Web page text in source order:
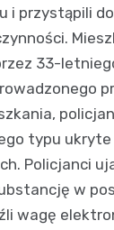
i przystąpili
33-
typu ukryte
Policjanci
w
wagę